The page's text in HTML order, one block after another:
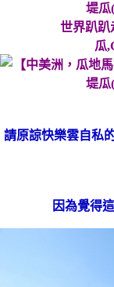
世界趴趴
瓜
請原諒快樂雲自私
因為覺得